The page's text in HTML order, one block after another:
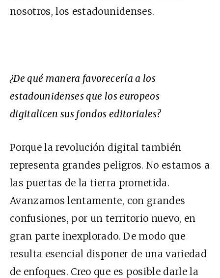
nosotros, los estadounidenses.
¿De qué manera favorecería a los
estadounidenses que los europeos
digitalicen sus fondos editoriales?
Porque la revolución digital también
representa grandes peligros. No estamos a
las puertas de la tierra prometida.
Avanzamos lentamente, con grandes
confusiones, por un territorio nuevo, en
gran parte inexplorado. De modo que
resulta esencial disponer de una variedad
de enfoques. Creo que es posible darle la